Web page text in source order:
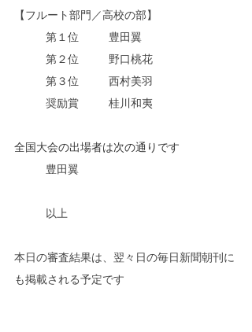
【フルート部門／高校の部】
第１位	豊田翼
第２位	野口桃花
第３位	西村美羽
奨励賞	桂川和夷
全国大会の出場者は次の通りです
豊田翼
以上
本日の審査結果は、翌々日の毎日新聞朝刊に
も掲載される予定です